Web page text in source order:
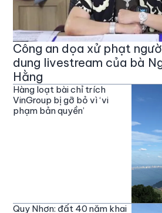
Công an dọa xử phạt
dung livestream của bà
Hằng
Hàng loạt bài chỉ trích
VinGroup bị gỡ bỏ vì ‘vi
phạm bản quyền’
Quy Nhơn: đất 40 năm khai